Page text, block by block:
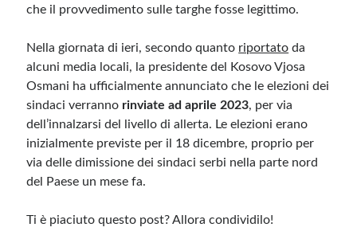
che il provvedimento sulle targhe fosse legittimo.
Nella giornata di ieri, secondo quanto riportato da
alcuni media locali, la presidente del Kosovo Vjosa
Osmani ha ufficialmente annunciato che le elezioni dei
sindaci verranno rinviate ad aprile 2023, per via
dell’innalzarsi del livello di allerta. Le elezioni erano
inizialmente previste per il 18 dicembre, proprio per
via delle dimissione dei sindaci serbi nella parte nord
del Paese un mese fa.
Ti è piaciuto questo post? Allora condividilo!